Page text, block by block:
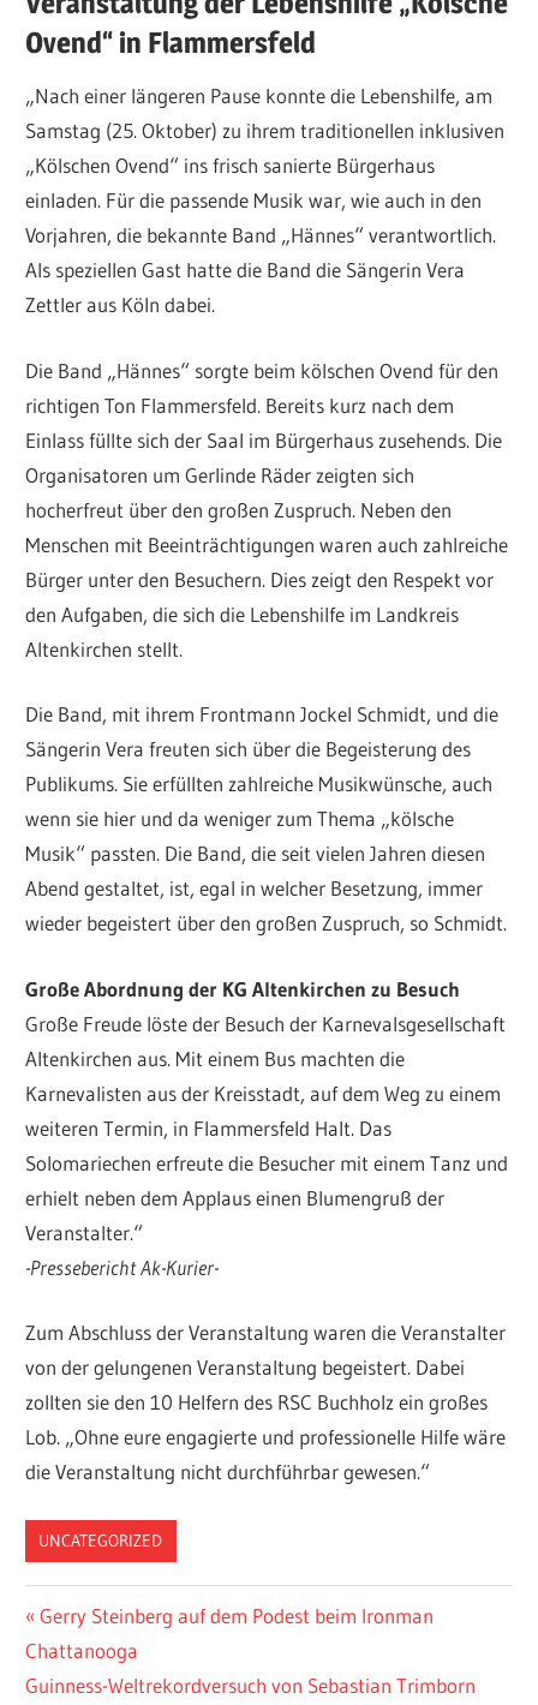
Ovend“ in Flammersfeld
„Nach einer längeren Pause konnte die Lebenshilfe, am
Samstag (25. Oktober) zu ihrem traditionellen inklusiven
„Kölschen Ovend“ ins frisch sanierte Bürgerhaus
einladen. Für die passende Musik war, wie auch in den
Vorjahren, die bekannte Band „Hännes“ verantwortlich.
Als speziellen Gast hatte die Band die Sängerin Vera
Zettler aus Köln dabei.
Die Band „Hännes“ sorgte beim kölschen Ovend für den
richtigen Ton Flammersfeld. Bereits kurz nach dem
Einlass füllte sich der Saal im Bürgerhaus zusehends. Die
Organisatoren um Gerlinde Räder zeigten sich
hocherfreut über den großen Zuspruch. Neben den
Menschen mit Beeinträchtigungen waren auch zahlreiche
Bürger unter den Besuchern. Dies zeigt den Respekt vor
den Aufgaben, die sich die Lebenshilfe im Landkreis
Altenkirchen stellt.
Die Band, mit ihrem Frontmann Jockel Schmidt, und die
Sängerin Vera freuten sich über die Begeisterung des
Publikums. Sie erfüllten zahlreiche Musikwünsche, auch
wenn sie hier und da weniger zum Thema „kölsche
Musik“ passten. Die Band, die seit vielen Jahren diesen
Abend gestaltet, ist, egal in welcher Besetzung, immer
wieder begeistert über den großen Zuspruch, so Schmidt.
Große Abordnung der KG Altenkirchen zu Besuch
Große Freude löste der Besuch der Karnevalsgesellschaft
Altenkirchen aus. Mit einem Bus machten die
Karnevalisten aus der Kreisstadt, auf dem Weg zu einem
weiteren Termin, in Flammersfeld Halt. Das
Solomariechen erfreute die Besucher mit einem Tanz und
erhielt neben dem Applaus einen Blumengruß der
Veranstalter.“
-Pressebericht Ak-Kurier-
Zum Abschluss der Veranstaltung waren die Veranstalter
von der gelungenen Veranstaltung begeistert. Dabei
zollten sie den 10 Helfern des RSC Buchholz ein großes
Lob. „Ohne eure engagierte und professionelle Hilfe wäre
die Veranstaltung nicht durchführbar gewesen.“
UNCATEGORIZED
Beitragsnavigation
Vorheriger
Beitrag:
Gerry Steinberg auf dem Podest beim Ironman
Chattanooga
Nächster
Guinness-Weltrekordversuch von Sebastian Trimborn